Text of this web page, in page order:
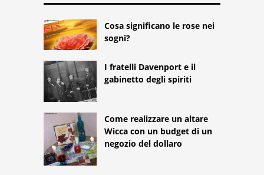
Cosa significano le rose nei
sogni?
I fratelli Davenport e il
gabinetto degli spiriti
Come realizzare un altare
Wicca con un budget di un
negozio del dollaro